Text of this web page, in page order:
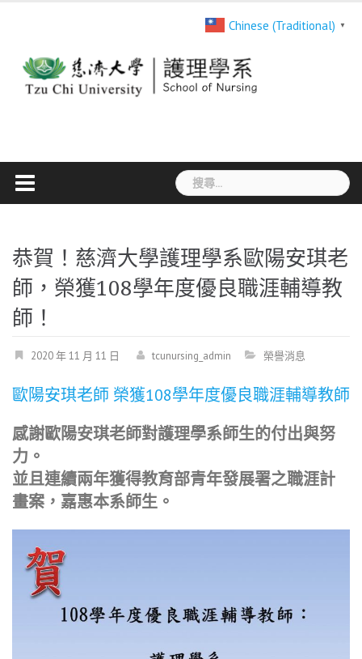
content
搜
尋
鍵
字:
恭賀！慈濟大學護理學系歐陽安琪老
師，榮獲108學年度優良職涯輔導教
師！
2020 年 11 月 11 日 tcunursing_admin 榮譽消息
歐陽安琪老師 榮獲108學年度優良職涯輔導教師
感謝歐陽安琪老師對護理學系師生的付出與努
力。
並且連續兩年獲得教育部青年發展署之職涯計
畫案，嘉惠本系師生。
Chinese (Traditional) ▼